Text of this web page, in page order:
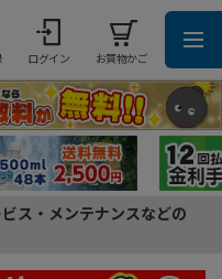
ログイン お買物かご
ス・メンテナンスなどの